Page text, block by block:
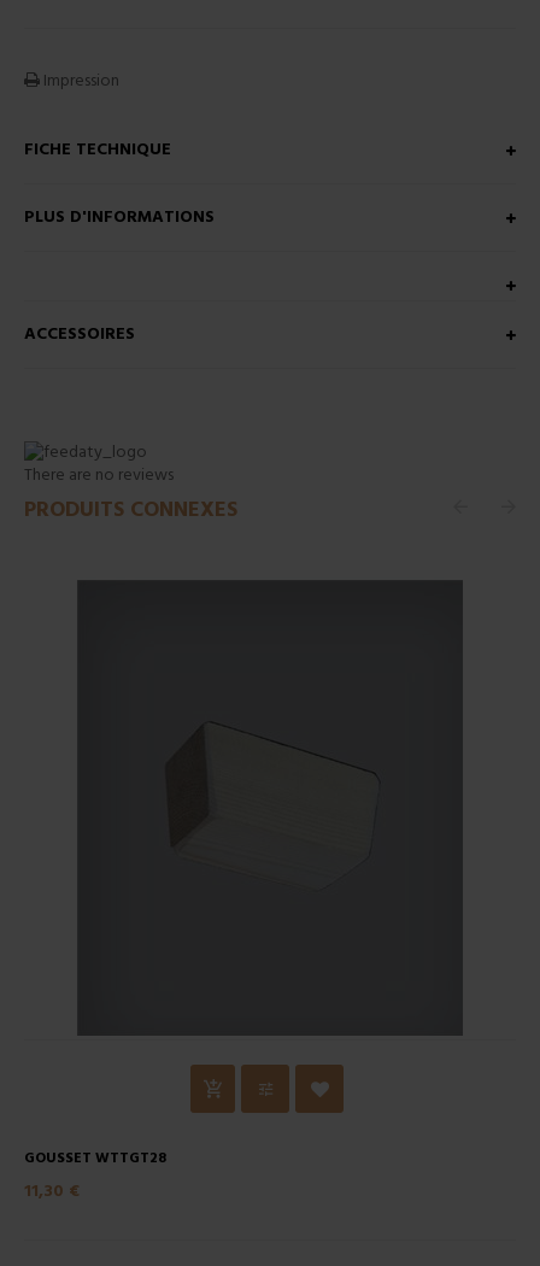
Impression
FICHE TECHNIQUE
PLUS D'INFORMATIONS
ACCESSOIRES
There are no reviews
PRODUITS CONNEXES
GOUSSET WTTGT28
11,30 €